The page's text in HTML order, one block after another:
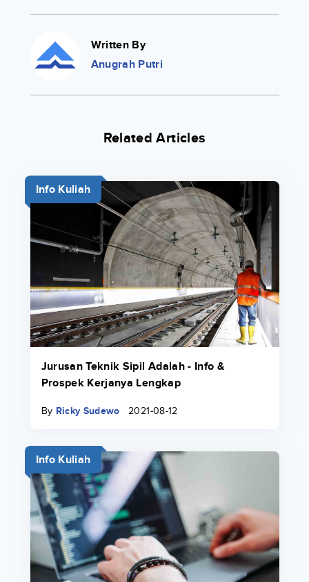
Written By
Anugrah Putri
Related Articles
Info Kuliah
Jurusan Teknik Sipil Adalah - Info &
Prospek Kerjanya Lengkap
By Ricky Sudewo 2021-08-12
Info Kuliah